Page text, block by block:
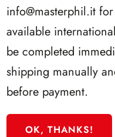
info@masterphil.it
available
be completed
shipping manually
before payment.
OK, THANKS!